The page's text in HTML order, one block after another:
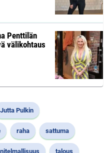
Penttilän
välikohtaus
Jutta Pulkin
raha sattuma
talous